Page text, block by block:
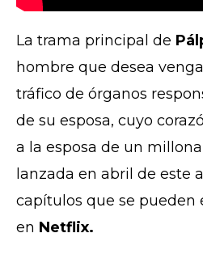
La trama principal de
hombre que desea
tráfico de órganos
de su esposa, cuyo
a la esposa de un
lanzada en abril de este
capítulos que se pueden
en Netflix.